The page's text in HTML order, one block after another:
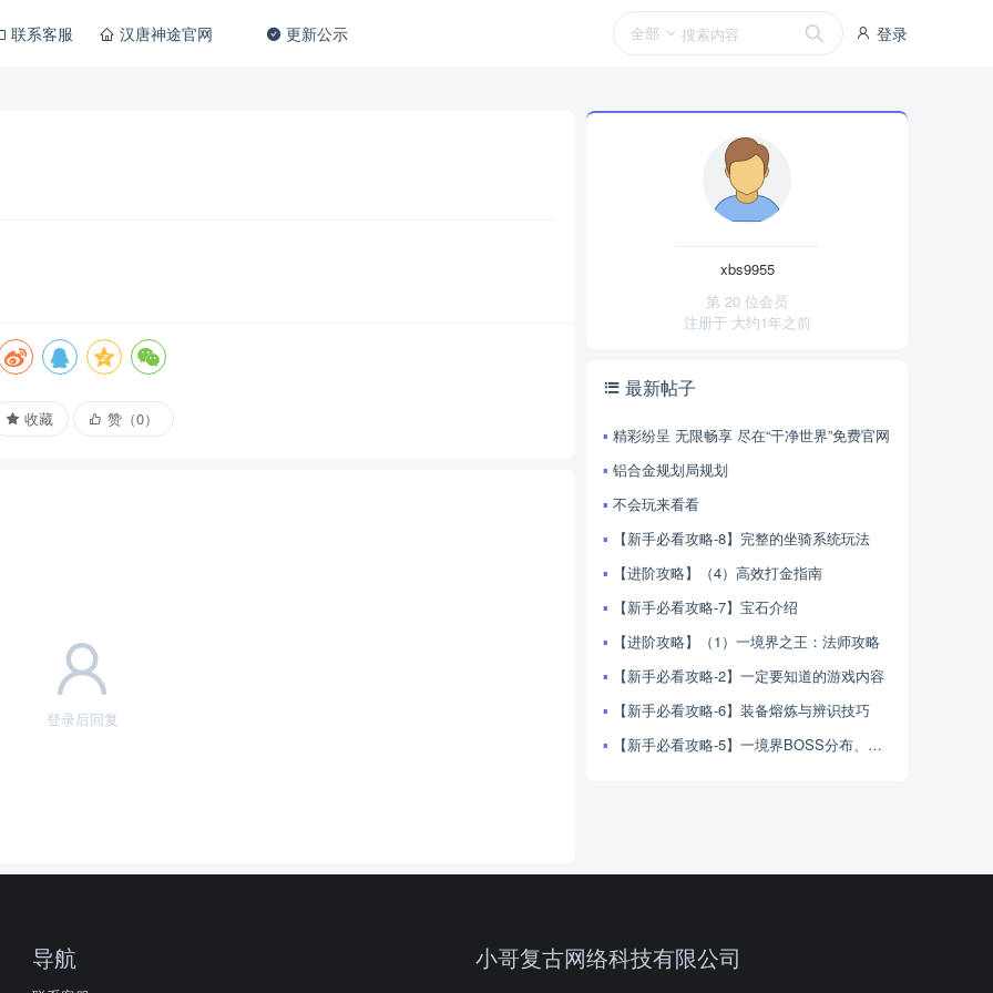
登录
全部
联系客服 汉唐神途官网 更新公示
收藏 赞（0）
登录后回复
xbs9955
第 20 位会员
注册于 大约1年之前
最新帖子
精彩纷呈 无限畅享 尽在“干净世界”免费官网
铝合金规划局规划
不会玩来看看
【新手必看攻略-8】完整的坐骑系统玩法
【进阶攻略】（4）高效打金指南
【新手必看攻略-7】宝石介绍
【进阶攻略】（1）一境界之王：法师攻略
【新手必看攻略-2】一定要知道的游戏内容
【新手必看攻略-6】装备熔炼与辨识技巧
【新手必看攻略-5】一境界BOSS分布、产出与击杀技巧
导航 小哥复古网络科技有限公司